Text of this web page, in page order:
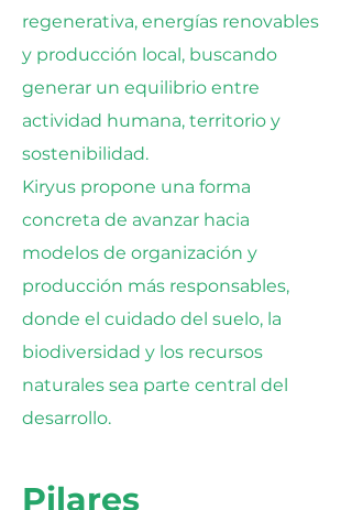
regenerativa, energías renovables
y producción local, buscando
generar un equilibrio entre
actividad humana, territorio y
sostenibilidad.
Kiryus propone una forma
concreta de avanzar hacia
modelos de organización y
producción más responsables,
donde el cuidado del suelo, la
biodiversidad y los recursos
naturales sea parte central del
desarrollo.
Pilares